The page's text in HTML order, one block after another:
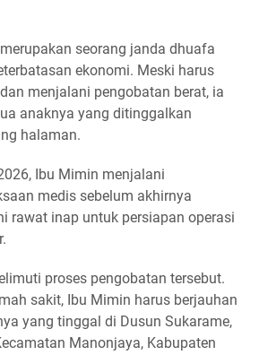
seorang janda dhuafa
ekonomi. Meski harus
menjalani pengobatan berat, ia
anaknya yang ditinggalkan
halaman.
Ibu Mimin menjalani
medis sebelum akhirnya
rawat inap untuk persiapan operasi
proses pengobatan tersebut.
sakit, Ibu Mimin harus berjauhan
yang tinggal di Dusun Sukarame,
Manonjaya, Kabupaten